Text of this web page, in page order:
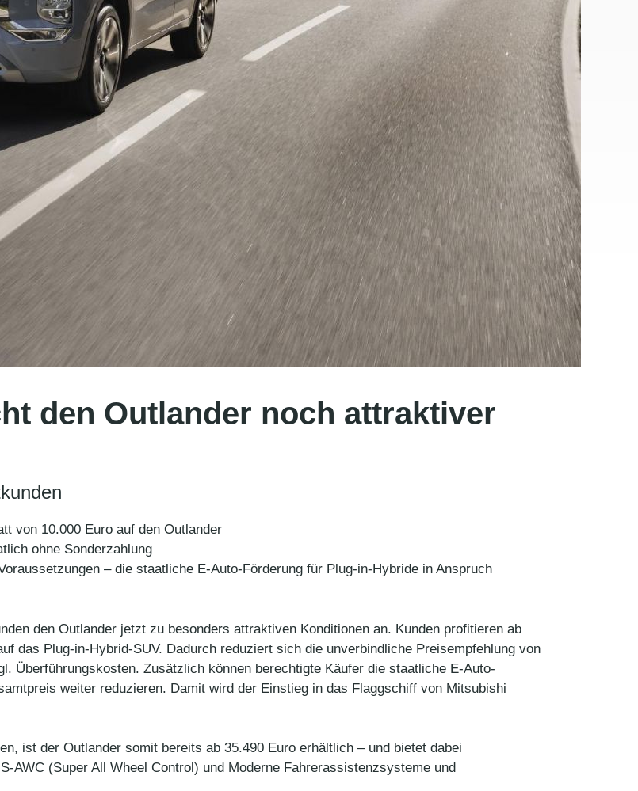
den Outlander noch attraktiver
von 10.000 Euro auf den Outlander
ohne Sonderzahlung
– die staatliche E-Auto-Förderung für Plug-in-Hybride in Anspruch
den Outlander jetzt zu besonders attraktiven Konditionen an. Kunden profitieren ab
das Plug-in-Hybrid-SUV. Dadurch reduziert sich die unverbindliche Preisempfehlung von
Überführungskosten. Zusätzlich können berechtigte Käufer die staatliche E-Auto-
weiter reduzieren. Damit wird der Einstieg in das Flaggschiff von Mitsubishi
ist der Outlander somit bereits ab 35.490 Euro erhältlich – und bietet dabei
AWC (Super All Wheel Control) und Moderne Fahrerassistenzsysteme und